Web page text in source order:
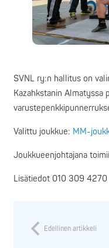
SVNL ry:n hallitus on
Kazahkstanin Almatyssa
Valittu joukkue: MM-
Joukkueenjohtajana
Lisätiedot 010 309 4270
Edellinen artikkeli